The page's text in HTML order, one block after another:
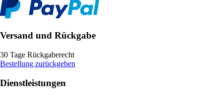
Versand und Rückgabe
30 Tage Rückgaberecht
Bestellung zurückgeben
Dienstleistungen